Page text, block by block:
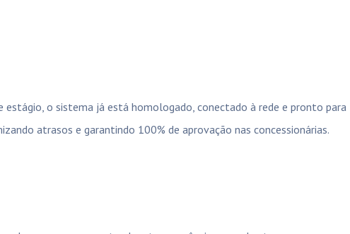
estágio, o sistema já está homologado, conectado à rede e pronto para
atrasos e garantindo 100% de aprovação nas concessionárias.